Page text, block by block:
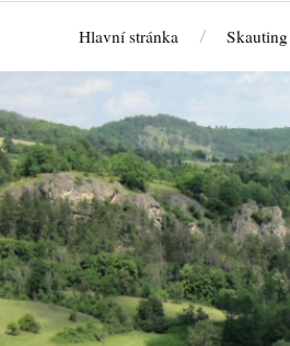
Hlavní stránka Skauting